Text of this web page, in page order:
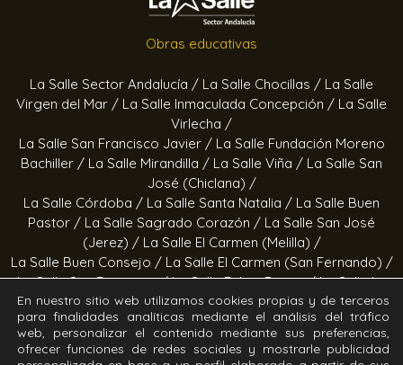
Obras educativas
La Salle Sector Andalucía / La Salle Chocillas / La Salle
Virgen del Mar / La Salle Inmaculada Concepción / La Salle
Virlecha /
La Salle San Francisco Javier / La Salle Fundación Moreno
Bachiller / La Salle Mirandilla / La Salle Viña / La Salle San
José (Chiclana) /
La Salle Córdoba / La Salle Santa Natalia / La Salle Buen
Pastor / La Salle Sagrado Corazón / La Salle San José
(Jerez) / La Salle El Carmen (Melilla) /
La Salle Buen Consejo / La Salle El Carmen (San Fernando) /
La Salle San Francisco /La Salle Felipe Benito /La Salle La
Purísima
Obras socioeducativas
En nuestro sitio web utilizamos cookies propias y de terceros
para finalidades analíticas mediante el análisis del tráfico
web, personalizar el contenido mediante sus preferencias,
ofrecer funciones de redes sociales y mostrarle publicidad